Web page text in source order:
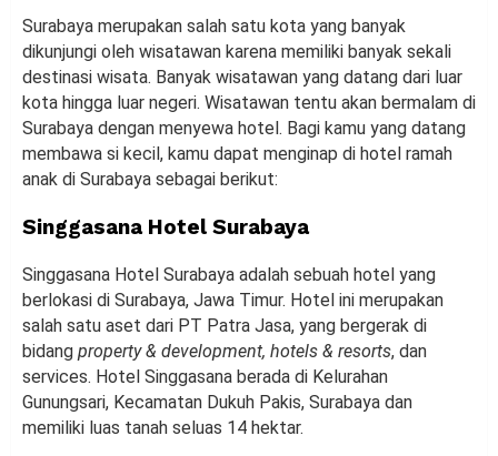
Surabaya merupakan salah satu kota yang banyak
dikunjungi oleh wisatawan karena memiliki banyak sekali
destinasi wisata. Banyak wisatawan yang datang dari luar
kota hingga luar negeri. Wisatawan tentu akan bermalam di
Surabaya dengan menyewa hotel. Bagi kamu yang datang
membawa si kecil, kamu dapat menginap di hotel ramah
anak di Surabaya sebagai berikut:
Singgasana Hotel Surabaya
Singgasana Hotel Surabaya adalah sebuah hotel yang
berlokasi di Surabaya, Jawa Timur. Hotel ini merupakan
salah satu aset dari PT Patra Jasa, yang bergerak di
bidang property & development, hotels & resorts, dan
services. Hotel Singgasana berada di Kelurahan
Gunungsari, Kecamatan Dukuh Pakis, Surabaya dan
memiliki luas tanah seluas 14 hektar.